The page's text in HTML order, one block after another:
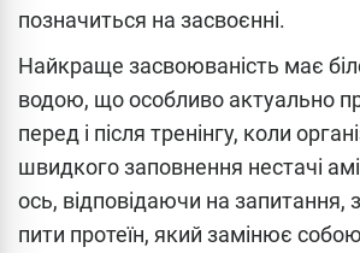
позначиться на засвоєнні.
Найкраще засвоюваність має
водою, що особливо актуально
перед і після тренінгу, коли
швидкого заповнення нестачі
ось, відповідаючи на запитання,
пити протеїн, який замінює